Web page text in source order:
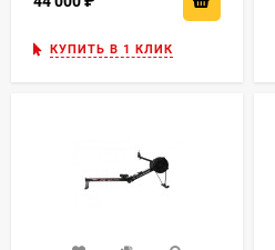
КУПИТЬ В 1 КЛИК